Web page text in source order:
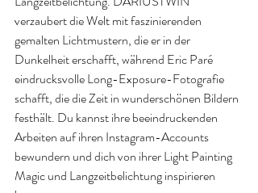
verzaubert die Welt mit faszinierenden
gemalten Lichtmustern, die er in der
Dunkelheit erschafft, während Eric Paré
eindrucksvolle Long-Exposure-Fotografie
schafft, die die Zeit in wunderschönen Bildern
festhält. Du kannst ihre beeindruckenden
Arbeiten auf ihren Instagram-Accounts
bewundern und dich von ihrer Light Painting
Magic und Langzeitbelichtung inspirieren